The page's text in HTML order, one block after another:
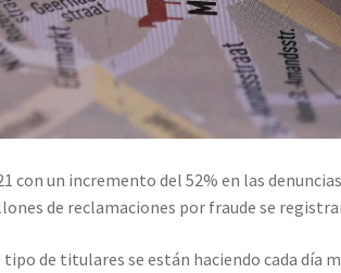
con un incremento del 52% en las
de reclamaciones por fraude se
de titulares se están haciendo cada día